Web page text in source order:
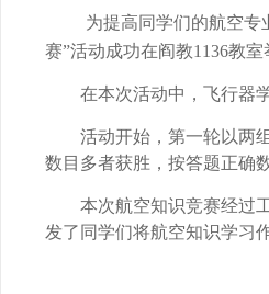
为提高同学们的航空
赛”活动成功在阎教1136教室
在本次活动中，飞行器
活动开始，第一轮以两
数目多者获胜，按答题正确
本次航空知识竞赛经过
发了同学们将航空知识学习